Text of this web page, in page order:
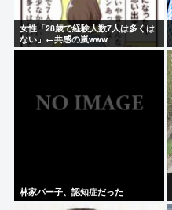
女性「28歳で経験人数7人は多くは
ない」←共感の嵐www
林家パー子、認知症だった